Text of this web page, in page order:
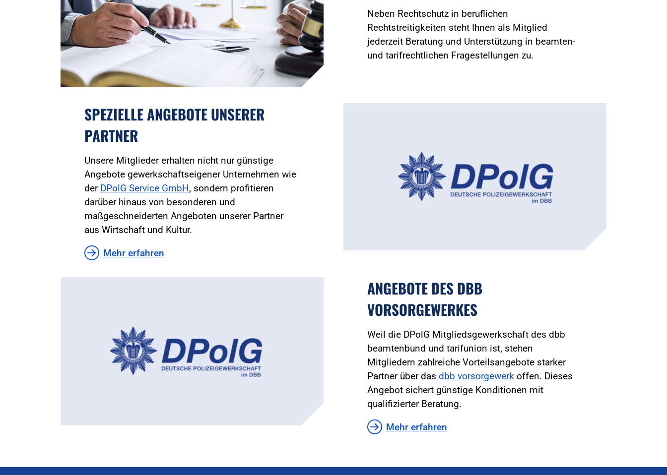
Neben Rechtschutz in beruflichen
Rechtstreitigkeiten steht Ihnen als Mitglied
jederzeit Beratung und Unterstützung in beamten-
und tarifrechtlichen Fragestellungen zu.
SPEZIELLE ANGEBOTE UNSERER
PARTNER
Unsere Mitglieder erhalten nicht nur günstige
Angebote gewerkschaftseigener Unternehmen wie
der DPolG Service GmbH, sondern profitieren
darüber hinaus von besonderen und
maßgeschneiderten Angeboten unserer Partner
aus Wirtschaft und Kultur.
Mehr erfahren
ANGEBOTE DES DBB
VORSORGEWERKES
Weil die DPolG Mitgliedsgewerkschaft des dbb
beamtenbund und tarifunion ist, stehen
Mitgliedern zahlreiche Vorteilsangebote starker
Partner über das dbb vorsorgewerk offen. Dieses
Angebot sichert günstige Konditionen mit
qualifizierter Beratung.
Mehr erfahren